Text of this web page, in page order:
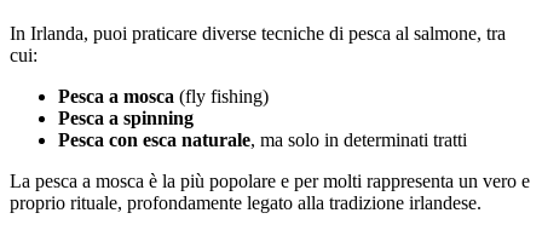
In Irlanda, puoi praticare diverse tecniche di pesca al salmone, tra
cui:
Pesca a mosca (fly fishing)
Pesca a spinning
Pesca con esca naturale, ma solo in determinati tratti
La pesca a mosca è la più popolare e per molti rappresenta un vero e
proprio rituale, profondamente legato alla tradizione irlandese.